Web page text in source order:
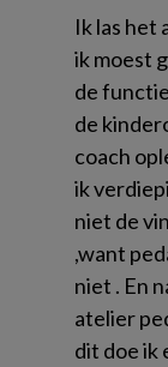
Ik las het
ik moest
de
de
coach
ik
niet de
,want
niet . En
atelier
dit doe ik